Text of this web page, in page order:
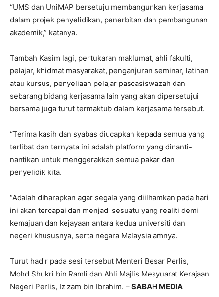
“UMS dan UniMAP bersetuju membangunkan kerjasama
dalam projek penyelidikan, penerbitan dan pembangunan
akademik,” katanya.
Tambah Kasim lagi, pertukaran maklumat, ahli fakulti,
pelajar, khidmat masyarakat, penganjuran seminar, latihan
atau kursus, penyeliaan pelajar pascasiswazah dan
sebarang bidang kerjasama lain yang akan dipersetujui
bersama juga turut termaktub dalam kerjasama tersebut.
“Terima kasih dan syabas diucapkan kepada semua yang
terlibat dan ternyata ini adalah platform yang dinanti-
nantikan untuk menggerakkan semua pakar dan
penyelidik kita.
“Adalah diharapkan agar segala yang diilhamkan pada hari
ini akan tercapai dan menjadi sesuatu yang realiti demi
kemajuan dan kejayaan antara kedua universiti dan
negeri khususnya, serta negara Malaysia amnya.
Turut hadir pada sesi tersebut Menteri Besar Perlis,
Mohd Shukri bin Ramli dan Ahli Majlis Mesyuarat Kerajaan
Negeri Perlis, Izizam bin Ibrahim. – SABAH MEDIA